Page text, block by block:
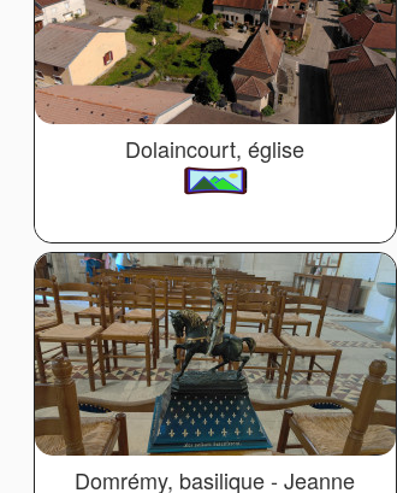
Dolaincourt, église
Domrémy, basilique - Jeanne